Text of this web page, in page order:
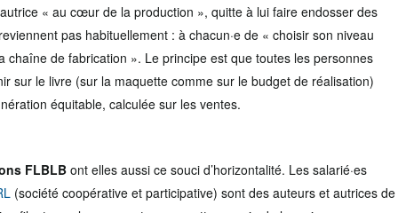
« au cœur de la production », quitte à lui faire endosser des
pas habituellement : à chacun·e de « choisir son niveau
chaîne de fabrication ». Le principe est que toutes les personnes
sur le livre (sur la maquette comme sur le budget de réalisation)
équitable, calculée sur les ventes.
FLBLBont elles aussi ce souci d’horizontalité. Les salarié·es
(société coopérative et participative) sont des auteurs et autrices de